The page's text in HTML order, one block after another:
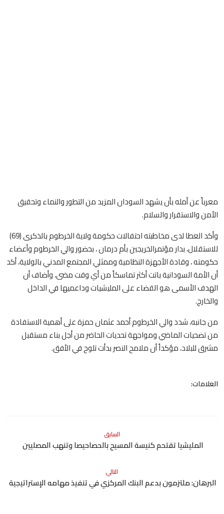
معرباً عن أمله بأن يشهد السودان المزيد من التطور والنماء وتحقيق
الأمن والاستقرار والسلام.
وأكد العطا لدى مخاطبته احتفالات حكومة ولاية الخرطوم بالذكرى (69)
للاستقلال، بدار مؤتمرالخريجين بأم درمان ، بحضور والي الخرطوم وأعضاء
حكومته ، وقادة الأجهزة النظامية وممثلي المجتمع المدني بالولاية، أكد
أن الأمة السودانية باتت أكثر تماسكاً من أي وقت مضى، وأضاف أن
الهدف الأسمى هو القضاء على المليشيات وداعميها في الداخل
والخارج.
من جانبه، شدد والي الخرطوم أحمد عثمان حمزة على أهمية الاستفادة
من تضحيات الماضي ومواجهة تحديات الحاضر من أجل بناء مستقبل
مشرق للبلاد، مؤكداً أن ملامح النصر بدأت تلوح في الأفق.
العلامات:
السابق
المليشيا تقتحم كنيسة المسيح بالحصاحيصا وتنهب المصليين
التالي
البرهان: ملتزمون بدعم البنك المركزي في تنفيذ مهامه الإستراتيجية